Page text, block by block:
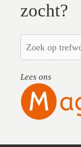
zocht?
Lees ons